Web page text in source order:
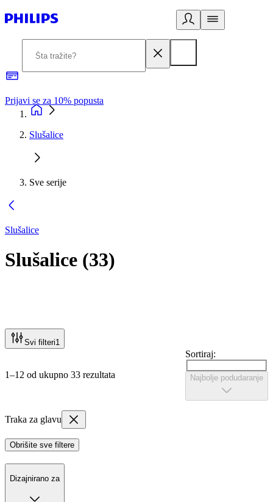
Prijavi se za 10% popusta
Slušalice
Sve serije
Slušalice
Slušalice (33)
Svi filteri1
1–12 od ukupno 33 rezultata
Sortiraj:
Najbolje podudaranje
Traka za glavu
Obrišite sve filtere
Dizajnirano za